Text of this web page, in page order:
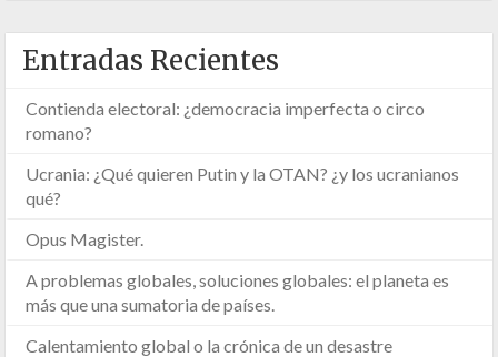
Entradas Recientes
Contienda electoral: ¿democracia imperfecta o circo
romano?
Ucrania: ¿Qué quieren Putin y la OTAN? ¿y los ucranianos
qué?
Opus Magister.
A problemas globales, soluciones globales: el planeta es
más que una sumatoria de países.
Calentamiento global o la crónica de un desastre